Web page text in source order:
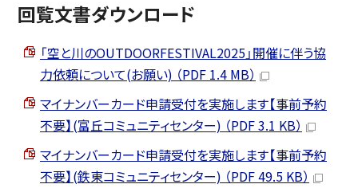
回覧文書ダウンロード
「空と川のOUTDOORFESTIVAL2025」開催に伴う協
力依頼について(お願い) （PDF 1.4 MB）
マイナンバーカード申請受付を実施します【事前予約
不要】(富丘コミュニティセンター) （PDF 3.1 KB）
マイナンバーカード申請受付を実施します【事前予約
不要】(鉄東コミュニティセンター) （PDF 49.5 KB）